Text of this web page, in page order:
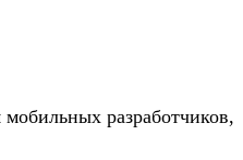
мобильных разработчиков,